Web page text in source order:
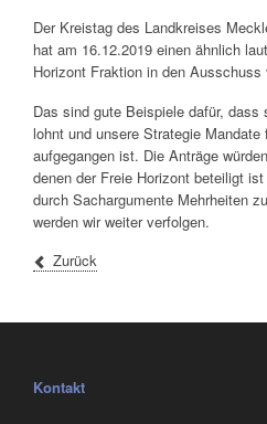
Der Kreistag des Landkreises
hat am 16.12.2019 einen ähnlich
Horizont Fraktion in den Ausschuss
Das sind gute Beispiele dafür,
lohnt und unsere Strategie
aufgegangen ist. Die Anträge
denen der Freie Horizont beteiligt
durch Sachargumente Mehrheiten
werden wir weiter verfolgen.
Zurück
Kontakt